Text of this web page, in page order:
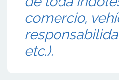
comercio,
etc.).